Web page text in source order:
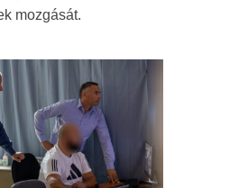
mozgását.